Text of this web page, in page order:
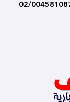
الصحافة والإتصالات . س-ت 02/004581087/21